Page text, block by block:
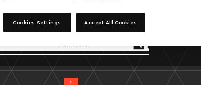
1
Cookies Settings Accept All Cookies